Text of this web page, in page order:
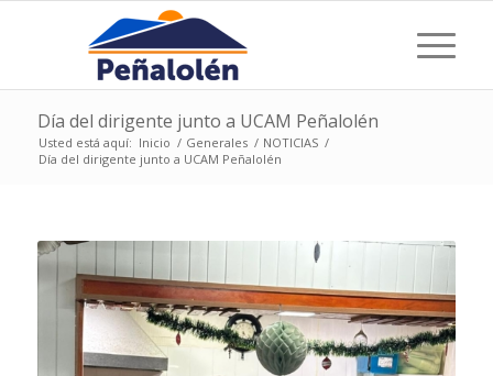
Día del dirigente junto a UCAM Peñalolén
Usted está aquí: Inicio / Generales / NOTICIAS /
Día del dirigente junto a UCAM Peñalolén